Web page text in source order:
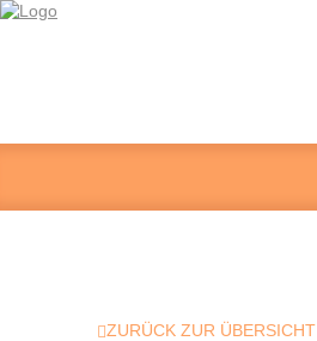
ZURÜCK ZUR ÜBERSICHT